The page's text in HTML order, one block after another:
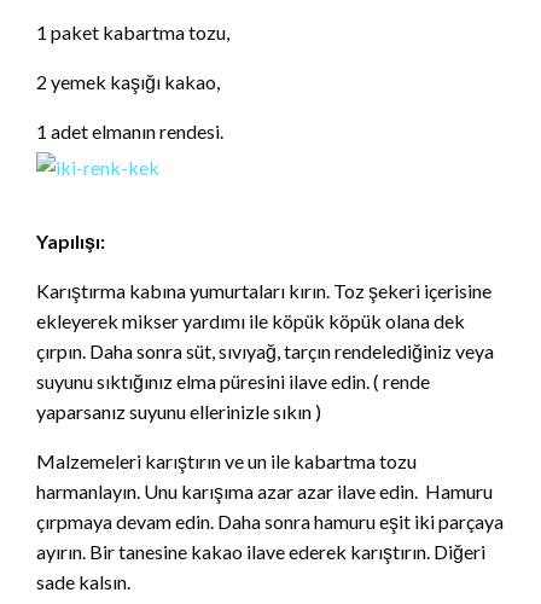
1 paket kabartma tozu,
2 yemek kaşığı kakao,
1 adet elmanın rendesi.
Yapılışı:
Karıştırma kabına yumurtaları kırın. Toz şekeri içerisine
ekleyerek mikser yardımı ile köpük köpük olana dek
çırpın. Daha sonra süt, sıvıyağ, tarçın rendelediğiniz veya
suyunu sıktığınız elma püresini ilave edin. ( rende
yaparsanız suyunu ellerinizle sıkın )
Malzemeleri karıştırın ve un ile kabartma tozu
harmanlayın. Unu karışıma azar azar ilave edin. Hamuru
çırpmaya devam edin. Daha sonra hamuru eşit iki parçaya
ayırın. Bir tanesine kakao ilave ederek karıştırın. Diğeri
sade kalsın.